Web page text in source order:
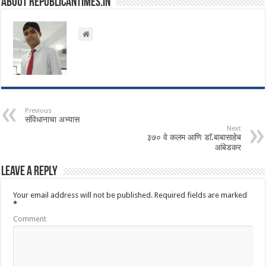
Previous
संविधानाचा अभ्यास
Next
३७० वे कलम आणि डाॅ.बाबासाहेब
आंबेडकर
Leave a Reply
Your email address will not be published. Required fields are marked
*
Comment